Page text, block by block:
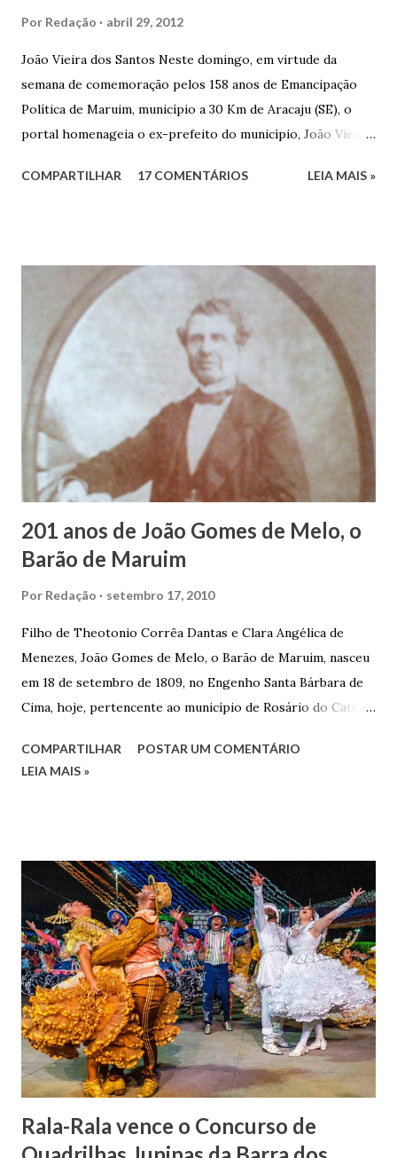
Por Redação abril 29, 2012
João Vieira dos Santos Neste domingo, em virtude da
semana de comemoração pelos 158 anos de Emancipação
Política de Maruim, município a 30 Km de Aracaju (SE), o
portal homenageia o ex-prefeito do município, João Vieira
Vieira dos Santos e Arlinda Barroso dos Santos, nasceu em
infância pobre, João Vieira não pôde se dedicar aos
estudos, e então passou a colocar o trabalho em primeiro
plano para auxiliar na renda familiar. No comércio foi
garçon, dono de bar, de armarinho e depois de uma
panificação. “Ao contrário de muitos, que renegam suas
raízes e procuram obscurecer seu passado, orgulhava-se
em defender o pão como garçon, tendo incontáveis vezes
que trabalhar copiosamente fora de seu horário normal em
trocas de gorjetas que c...
COMPARTILHAR 17 COMENTÁRIOS LEIA MAIS »
201 anos de João Gomes de Melo, o
Barão de Maruim
Por Redação setembro 17, 2010
Filho de Theotonio Corrêa Dantas e Clara Angélica de
Menezes, João Gomes de Melo, o Barão de Maruim, nasceu
em 18 de setembro de 1809, no Engenho Santa Bárbara de
Cima, hoje, pertencente ao município de Rosário do Catete.
José de Faro Leitão, porém o casamento acabou com o
indiciamento para apropriar-se da volumosa herança. Em
1862, transferiu-se para o Rio de Janeiro e casou-se com
uma irmã do Visconde de Uruguai. O Barão de Maruim
apresentou uma grande dedicação à atividade agrícola, que
lhe proporcionou uma grande reserva financeira. João
Gomes de Melo mandou construir a Igreja Matriz de Nosso
Senhor Bom Jesus dos Passos, que foi inaugurada em 1862 e
doada ao vigário Pe. José Joaquim de Vasconcelos. A Igreja
Matriz...
COMPARTILHAR
POSTAR UM COMENTÁRIO
LEIA MAIS »
Rala-Rala vence o Concurso de